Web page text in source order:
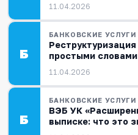
11.04.2026
Б
БАНКОВСКИЕ УСЛУГИ
простыми словами
11.04.2026
Б
БАНКОВСКИЕ УСЛУГИ
ВЭБ УК
выписке: что это